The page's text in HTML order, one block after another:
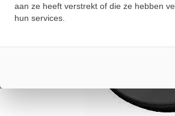
aan ze heeft verstrekt of die ze hebben
hun services.